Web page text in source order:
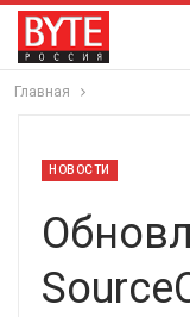
Главная
НОВОСТИ